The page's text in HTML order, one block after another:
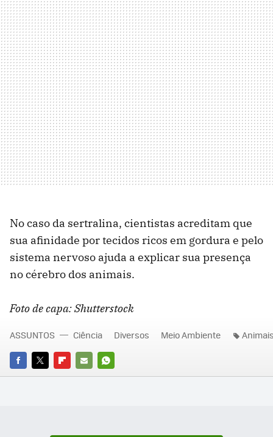
No caso da sertralina, cientistas acreditam que
sua afinidade por tecidos ricos em gordura e pelo
sistema nervoso ajuda a explicar sua presença
no cérebro dos animais.
Foto de capa: Shutterstock
FACEBOOK
TWITTERFLIPBOARD
E-
WHATSAPP
ASSUNTOS Ciência Diversos Meio Ambiente